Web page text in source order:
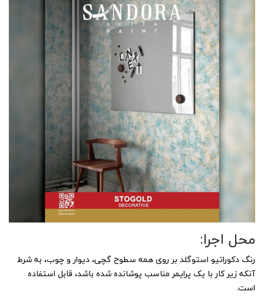
محل اجرا:
رنگ دکوراتیو استوگلد بر روی همه سطوح گچی، دیوار و چوب، به شرط
آنکه زیر کار با یک پرایمر مناسب پوشانده شده باشد، قابل استفاده
است.